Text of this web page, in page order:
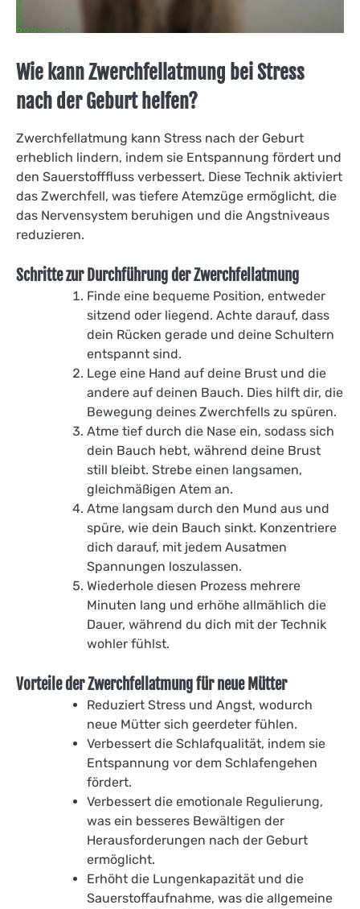
Wie kann Zwerchfellatmung bei Stress
nach der Geburt helfen?
Zwerchfellatmung kann Stress nach der Geburt
erheblich lindern, indem sie Entspannung fördert und
den Sauerstofffluss verbessert. Diese Technik aktiviert
das Zwerchfell, was tiefere Atemzüge ermöglicht, die
das Nervensystem beruhigen und die Angstniveaus
reduzieren.
Schritte zur Durchführung der Zwerchfellatmung
Finde eine bequeme Position, entweder
sitzend oder liegend. Achte darauf, dass
dein Rücken gerade und deine Schultern
entspannt sind.
Lege eine Hand auf deine Brust und die
andere auf deinen Bauch. Dies hilft dir, die
Bewegung deines Zwerchfells zu spüren.
Atme tief durch die Nase ein, sodass sich
dein Bauch hebt, während deine Brust
still bleibt. Strebe einen langsamen,
gleichmäßigen Atem an.
Atme langsam durch den Mund aus und
spüre, wie dein Bauch sinkt. Konzentriere
dich darauf, mit jedem Ausatmen
Spannungen loszulassen.
Wiederhole diesen Prozess mehrere
Minuten lang und erhöhe allmählich die
Dauer, während du dich mit der Technik
wohler fühlst.
Vorteile der Zwerchfellatmung für neue Mütter
Reduziert Stress und Angst, wodurch
neue Mütter sich geerdeter fühlen.
Verbessert die Schlafqualität, indem sie
Entspannung vor dem Schlafengehen
fördert.
Verbessert die emotionale Regulierung,
was ein besseres Bewältigen der
Herausforderungen nach der Geburt
ermöglicht.
Erhöht die Lungenkapazität und die
Sauerstoffaufnahme, was die allgemeine